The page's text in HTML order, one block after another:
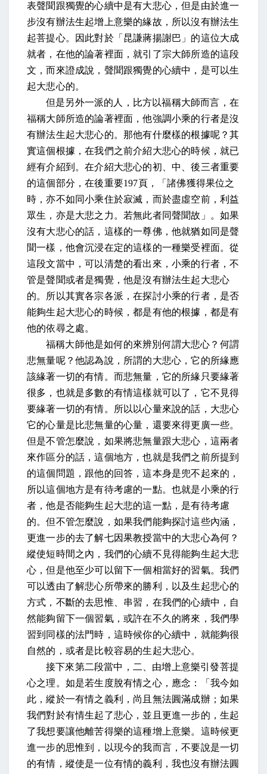
表聲聞跟獨覺的心續中是有大悲心，但是由於進一
步沒有辦法生起增上意樂的緣故，所以沒有辦法生
起菩提心。因此對於「昆謙蔣揚謝巴」的這位大成
就者，在他的論著裡面，就引了宗大師所造的這段
文，而來證成說，聲聞跟獨覺的心續中，是可以生
起大悲心的。
但是另外一派的人，比方以福稱大師而言，在
福稱大師所造的論著裡面，他強調小乘的行者是沒
有辦法生起大悲心的。那他有什麼樣的根據呢？其
實這個根據，在我們之前介紹大悲心的時候，就已
經有介紹到。在介紹大悲心的初、中、後三者重要
的這個部分，在後重要197頁，「諸佛獲得果位之
時，亦不如同小乘住於寂滅，而於盡虛空前，利益
眾生，亦是大悲之力。若無此者同聲聞故」。如果
沒有大悲心的話，這樣的一尊佛，他就猶如同是聲
聞一樣，他會沉浸在定的這樣的一種樂受裡面。從
這段文當中，可以清楚的看出來，小乘的行者，不
管是聲聞或者是獨覺，他是沒有辦法生起大悲心
的。所以其實各宗各派，在探討小乘的行者，是否
能夠生起大悲心的時候，都是有他的根據，都是有
他的依尋之處。
福稱大師他是如何的來辨別何謂大悲心？何謂
悲無量呢？他認為說，所謂的大悲心，它的所緣應
該緣著一切的有情。而悲無量，它的所緣只要緣著
很多，也就是多數的有情這樣就可以了，它不見得
要緣著一切的有情。所以以心量來說的話，大悲心
它的心量是比悲無量的心量，還要來得更廣一些。
但是不管怎麼說，如果將悲無量跟大悲心，這兩者
來作區分的話，這個地方，也就是我們之前所提到
的這個問題，跟他的回答，這本身是兜不起來的，
所以這個地方是有待考慮的一點。也就是小乘的行
者，他是否能夠生起大悲的這一點，是有待考慮
的。但不管怎麼說，如果我們能夠探討這些內涵，
更進一步的去了解七因果教授當中的大悲心為何？
縱使短時間之內，我們的心續不見得能夠生起大悲
心，但是他至少可以留下一個相當好的習氣。我們
可以透由了解悲心所帶來的勝利，以及生起悲心的
方式，不斷的去思惟、串習，在我們的心續中，自
然能夠留下一個習氣，或許在不久的將來，我們學
習到同樣的法門時，這時候你的心續中，就能夠很
自然的，或者是比較容易的生起大悲心。
接下來第二段當中，二、由增上意樂引發菩提
心之理。 如是若生度脫有情之心，應念：「我今如
此，縱於一有情之義利，尚且無法圓滿成辦；如果
我們對於有情生起了悲心，並且更進一步的，生起
了我想要讓他離苦得樂的這種增上意樂。這時候更
進一步的思惟到，以現今的我而言，不要說是一切
的有情，縱使是一位有情的義利，我也沒有辦法圓